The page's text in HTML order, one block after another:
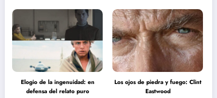
Elogio de la ingenuidad: en
defensa del relato puro
Los ojos de piedra y fuego: Clint
Eastwood